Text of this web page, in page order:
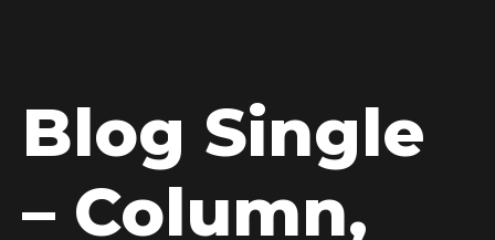
Blog Single
– Column,